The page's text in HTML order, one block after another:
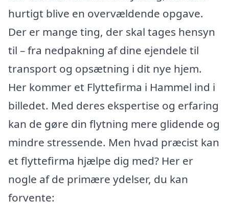
hurtigt blive en overvældende opgave.
Der er mange ting, der skal tages hensyn
til – fra nedpakning af dine ejendele til
transport og opsætning i dit nye hjem.
Her kommer et Flyttefirma i Hammel ind i
billedet. Med deres ekspertise og erfaring
kan de gøre din flytning mere glidende og
mindre stressende. Men hvad præcist kan
et flyttefirma hjælpe dig med? Her er
nogle af de primære ydelser, du kan
forvente: